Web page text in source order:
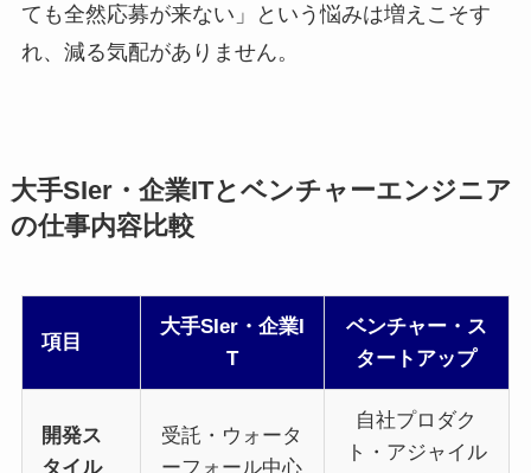
ても全然応募が来ない」という悩みは増えこそす
れ、減る気配がありません。
大手SIer・企業ITとベンチャーエンジニア
の仕事内容比較
項目
大手SIer・企業I
T
ベンチャー・ス
タートアップ
開発ス
タイル
受託・ウォータ
ーフォール中心
自社プロダク
ト・アジャイル